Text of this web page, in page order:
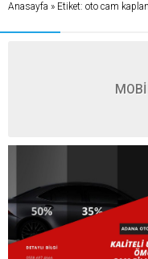
Anasayfa » Etiket: oto cam